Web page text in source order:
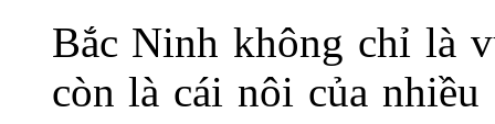
Bắc Ninh không chỉ là
còn là cái nôi của